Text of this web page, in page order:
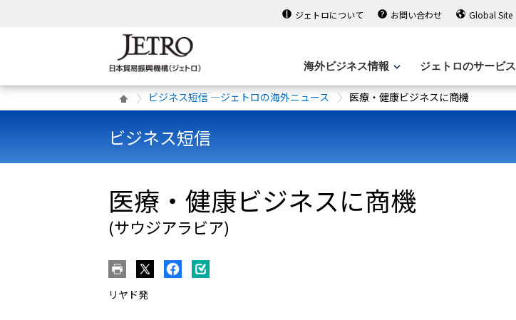
ジェトロについて お問い合わせ Global Site
海外ビジネス情報 ジェトロのサービス
ビジネス短信 ―ジェトロの海外ニュース 医療・健康ビジネスに商機
ビジネス短信
医療・健康ビジネスに商機
(サウジアラビア)
リヤド発